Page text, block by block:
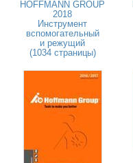
HOFFMANN GROUP
2018
Инструмент
вспомогательный
и режущий
(1034 страницы)